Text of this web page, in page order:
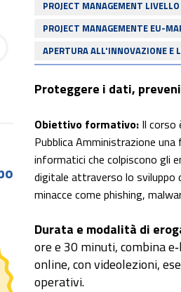
Smart Learning
PROJECT MANAGEMENT
PROJECT MANAGEMENTE EU-
APERTURA ALL'INNOVAZIONE E
Proteggere i dati,
Obiettivo formativo: Il corso
Pubblica Amministrazione
informatici che colpiscono gli
digitale attraverso lo sviluppo
minacce come phishing,
Durata e modalità di
ore e 30 minuti, combina
online, con videolezioni,
operativi.